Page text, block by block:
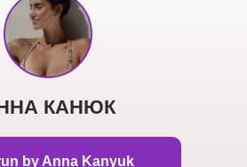
КАНЮК
by Anna Kanyuk